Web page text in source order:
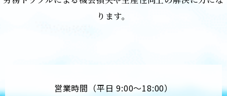
ります。
営業時間（平日 9:00～18:00）